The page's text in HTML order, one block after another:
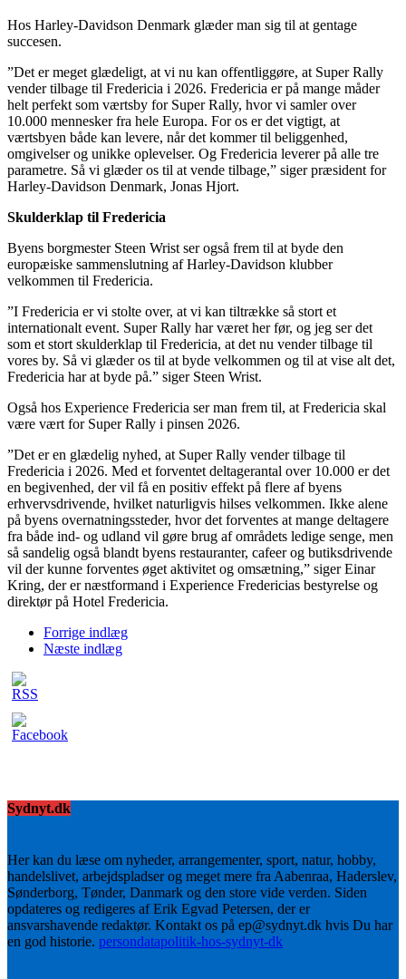
Hos Harley-Davidson Denmark glæder man sig til at gentage
succesen.
”Det er meget glædeligt, at vi nu kan offentliggøre, at Super Rally
vender tilbage til Fredericia i 2026. Fredericia er på mange måder
helt perfekt som værtsby for Super Rally, hvor vi samler over
10.000 mennesker fra hele Europa. For os er det vigtigt, at
værtsbyen både kan levere, når det kommer til beliggenhed,
omgivelser og unikke oplevelser. Og Fredericia leverer på alle tre
parametre. Så vi glæder os til at vende tilbage,” siger præsident for
Harley-Davidson Denmark, Jonas Hjort.
Skulderklap til Fredericia
Byens borgmester Steen Wrist ser også frem til at byde den
europæiske sammenslutning af Harley-Davidson klubber
velkommen til Fredericia.
”I Fredericia er vi stolte over, at vi kan tiltrække så stort et
internationalt event. Super Rally har været her før, og jeg ser det
som et stort skulderklap til Fredericia, at det nu vender tilbage til
vores by. Så vi glæder os til at byde velkommen og til at vise alt det,
Fredericia har at byde på.” siger Steen Wrist.
Også hos Experience Fredericia ser man frem til, at Fredericia skal
være vært for Super Rally i pinsen 2026.
”Det er en glædelig nyhed, at Super Rally vender tilbage til
Fredericia i 2026. Med et forventet deltagerantal over 10.000 er det
en begivenhed, der vil få en positiv effekt på flere af byens
erhvervsdrivende, hvilket naturligvis hilses velkommen. Ikke alene
på byens overnatningssteder, hvor det forventes at mange deltagere
fra både ind- og udland vil gøre brug af områdets ledige senge, men
så sandelig også blandt byens restauranter, cafeer og butiksdrivende
vil der kunne forventes øget aktivitet og omsætning,” siger Einar
Kring, der er næstformand i Experience Fredericias bestyrelse og
direktør på Hotel Fredericia.
Forrige indlæg
Næste indlæg
Sydnyt.dk
Her kan du læse om nyheder, arrangementer, sport, natur, hobby,
handelslivet, arbejdspladser og meget mere fra Aabenraa, Haderslev,
Sønderborg, Tønder, Danmark og den store vide verden. Siden
opdateres og redigeres af Erik Egvad Petersen, der er
ansvarshavende redaktør. Kontakt os på ep@sydnyt.dk hvis Du har
en god historie. persondatapolitik-hos-sydnyt-dk